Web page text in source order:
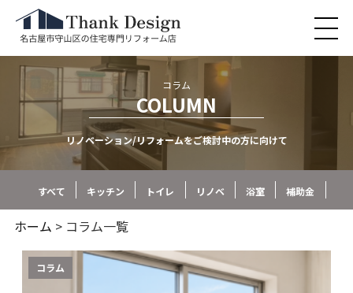
コラム
COLUMN
リノベーション/リフォームをご検討中の方に向けて
すべて キッチン トイレ リノベ 浴室 補助金
ホーム > コラム一覧
コラム